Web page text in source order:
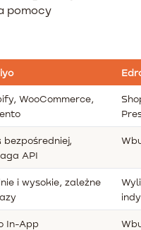
pomocy
WooCommerce,
bezpośredniej,
API
i wysokie, zależne
In-App